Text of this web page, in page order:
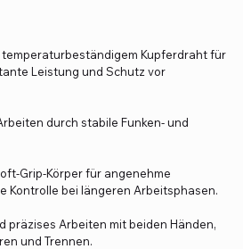
Kupferdraht für
Leistung und Schutz vor
durch stabile Funken- und
Grip-Körper für angenehme
Kontrolle bei längeren Arbeitsphasen.
präzises Arbeiten mit beiden Händen,
und Trennen.